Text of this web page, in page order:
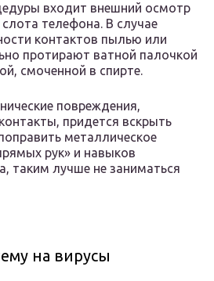
входит внешний осмотр
телефона. В случае
контактов пылью или
протирают ватной палочкой
смоченной в спирте.
повреждения,
придется вскрыть
металлическое
рук» и навыков
таким лучше не заниматься
на вирусы